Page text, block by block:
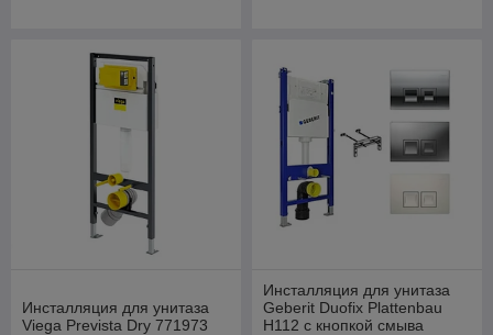
Инсталляция для унитаза
Viega Prevista Dry 771973
Инсталляция для унитаза
Geberit Duofix Plattenbau
H112 с кнопкой смыва